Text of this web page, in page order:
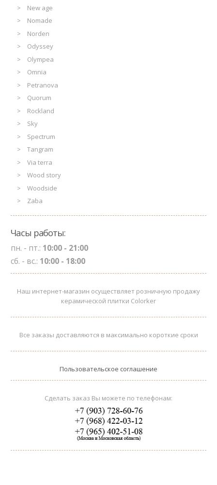
New age
Nomade
Norden
Odyssey
Olympea
Omnia
Petranova
Quorum
Rockland
Sky
Spectrum
Tangram
Via terra
Wood story
Woodside
Zaba
Часы работы:
пн. - пт.: 10:00 - 21:00
сб. - вс.: 10:00 - 18:00
Наш интернет-магазин осуществляет розничную продажу
керамической плитки Colorker
Все заказы доставляются в максимально короткие сроки
Пользовательское соглашение
Сделать заказ Вы можете по телефонам: